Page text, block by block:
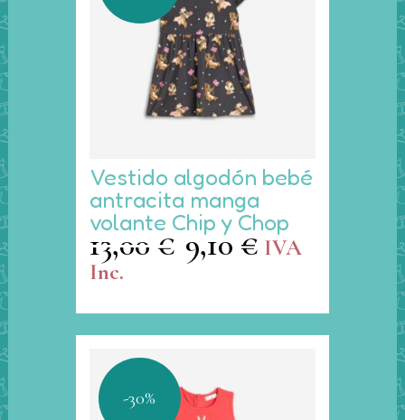
Este
producto
tiene
múltiples
variantes.
Las
elegir
en
Vestido algodón bebé
antracita manga
volante Chip y Chop
13,00 € El
precio
era:
13,00 €.
9,10 € El
es:
9,10 €.
IVA
Inc.
-30%